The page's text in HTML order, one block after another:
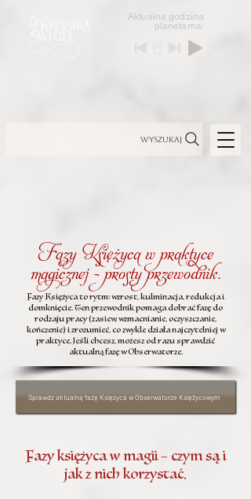
Aktualna godzina
planetarna:
Wyszukaj
Fazy Księżyca w praktyce
magicznej — prosty przewodnik.
Fazy Księżyca to rytm: wzrost, kulminacja, redukcja i
domknięcie. Ten przewodnik pomaga dobrać fazę do
rodzaju pracy (zasiew, wzmacnianie, oczyszczanie,
kończenie) i zrozumieć, co zwykle działa najczytelniej w
praktyce. Jeśli chcesz, możesz od razu sprawdzić
aktualną fazę w Obserwatorze.
Sprawdz aktualną fazę Księzyca w Obserwatorze Księżycowym
Fazy księżyca w magii – czym są i
jak z nich korzystać.